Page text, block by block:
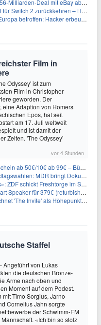
mit eBay abblasen, doch Ryan Cohen gibt nicht auf
– Händler nennt bereits einen Release-Termin
erbeuten Namen und Adressen bei Valve-Partner
Film in
Odyssey' ist zum
Film in Christopher
geworden. Der
eine Adaption von Homers
Epos, hat seit
am 17. Juli weltweit
und ist damit der
Zeiten. 'The Odyssey'
vor 4 Stunden
10€ ab 99€ – Bücher & Co ab 99 Cent
MDR bringt Doku «Wut. Hüben wie drüben»
schickt Freshtorge im September On Air
309€) – Dolby Atmos, BT/WLAN, 3D-Audio, schwarz od. weiß
Invite' als Höhepunkt ihrer Karriere
Staffel
Angeführt von Lukas
die deutschen Bronze-
Arme nach oben und
Moment auf dem Podest.
mit Timo Sorgius, Jarno
Cornelius Jahn sorgte
der Schwimm-EM
«Ich bin so stolz